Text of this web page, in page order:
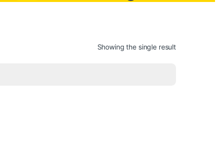
Showing the single result